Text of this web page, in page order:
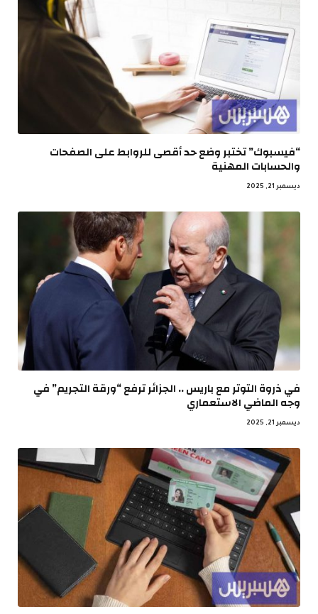
“فيسبوك” تختبر وضع حد أقصى للروابط على الصفحات
والحسابات المهنية
ديسمبر 21, 2025
في ذروة التوتر مع باريس .. الجزائر ترفع “ورقة التجريم” في
وجه الماضي الاستعماري
ديسمبر 21, 2025